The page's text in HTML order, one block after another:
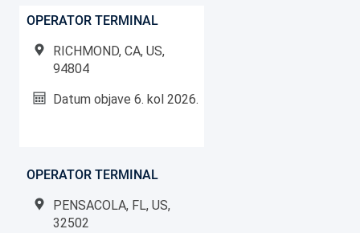
OPERATOR TERMINAL
RICHMOND, CA, US,
94804
Datum objave 6. kol 2026.
OPERATOR TERMINAL
PENSACOLA, FL, US,
32502